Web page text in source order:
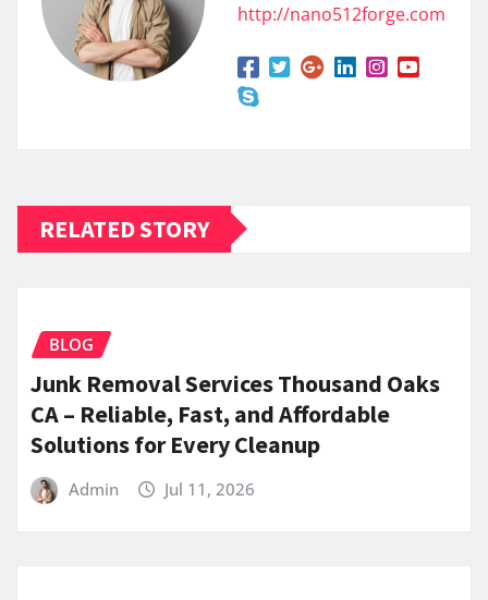
http://nano512forge.com
RELATED STORY
BLOG
Junk Removal Services Thousand Oaks
CA – Reliable, Fast, and Affordable
Solutions for Every Cleanup
Admin Jul 11, 2026